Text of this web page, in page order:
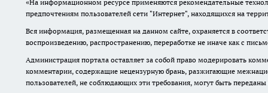
«На информационном ресурсе применяются рекомендательные
предпочтениям пользователей сети "Интернет", находящихся на
Вся информация, размещенная на данном сайте, охраняется в
воспроизведению, распространению, переработке не иначе как с
Администрация портала оставляет за собой право модерировать
комментарии, содержащие нецензурную брань, разжигающие
пользователей, не соблюдающих эти требования, могут быть